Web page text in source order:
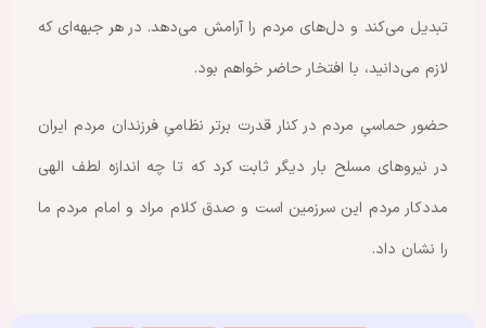
تبدیل می‌کند و دل‌های مردم را آرامش می‌دهد. در هر جبهه‌ای که
لازم می‌دانید، با افتخار حاضر خواهم بود.
حضور حماسیِ مردم در کنار قدرت برتر نظامیِ فرزندان مردم ایران
در نیروهای مسلح بار دیگر ثابت کرد که تا چه اندازه لطف الهی
مددکار مردم این سرزمین است و صدق کلام مراد و امام مردم ما
را نشان داد.